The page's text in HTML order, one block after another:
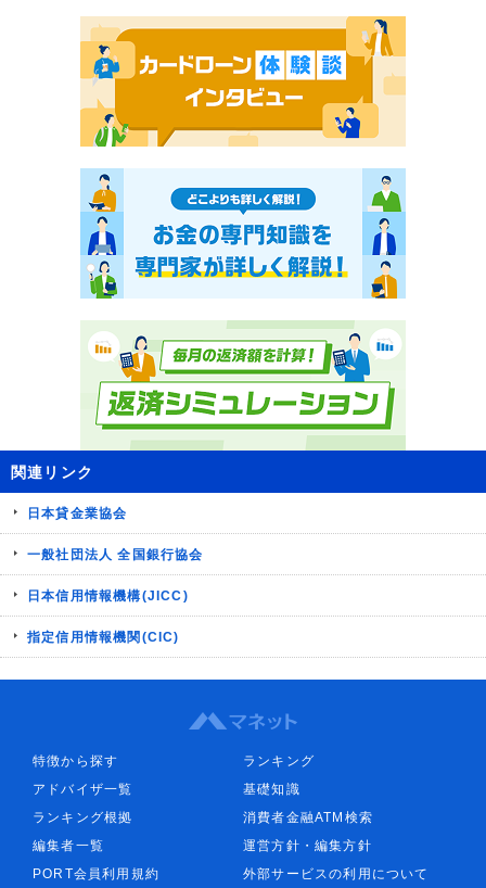
関連リンク
日本貸金業協会
一般社団法人 全国銀行協会
日本信用情報機構(JICC)
指定信用情報機関(CIC)
特徴から探す
ランキング
アドバイザ一覧
基礎知識
ランキング根拠
消費者金融ATM検索
編集者一覧
運営方針・編集方針
PORT会員利用規約
外部サービスの利用について